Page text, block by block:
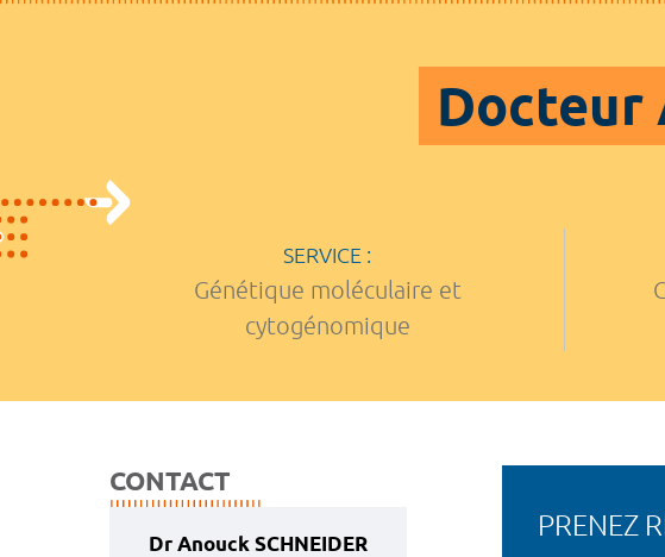
Docteur
SERVICE :
Génétique moléculaire et
cytogénomique
CONTACT
Dr Anouck SCHNEIDER
PRENEZ